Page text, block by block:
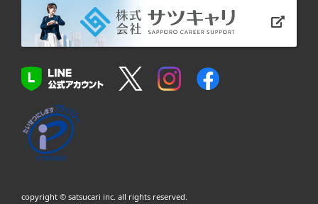
copyright © satsucari inc. all rights reserved.